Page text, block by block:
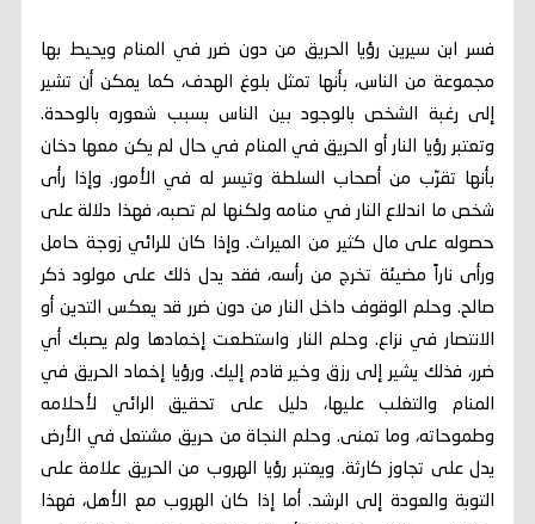
فسر ابن سيرين رؤيا الحريق من دون ضرر في المنام ويحيط بها
مجموعة من الناس، بأنها تمثل بلوغ الهدف، كما يمكن أن تشير
إلى رغبة الشخص بالوجود بين الناس بسبب شعوره بالوحدة.
وتعتبر رؤيا النار أو الحريق في المنام في حال لم يكن معها دخان
بأنها تقرّب من أصحاب السلطة وتيسر له في الأمور. وإذا رأى
شخص ما اندلاع النار في منامه ولكنها لم تصبه، فهذا دلالة على
حصوله على مال كثير من الميراث. وإذا كان للرائي زوجة حامل
ورأى ناراً مضيئة تخرج من رأسه، فقد يدل ذلك على مولود ذكر
صالح. وحلم الوقوف داخل النار من دون ضرر قد يعكس التدين أو
الانتصار في نزاع. وحلم النار واستطعت إخمادها ولم يصبك أي
ضرر، فذلك يشير إلى رزق وخير قادم إليك. ورؤيا إخماد الحريق في
المنام والتغلب عليها، دليل على تحقيق الرائي لأحلامه
وطموحاته، وما تمنى. وحلم النجاة من حريق مشتعل في الأرض
يدل على تجاوز كارثة. ويعتبر رؤيا الهروب من الحريق علامة على
التوبة والعودة إلى الرشد. أما إذا كان الهروب مع الأهل، فهذا